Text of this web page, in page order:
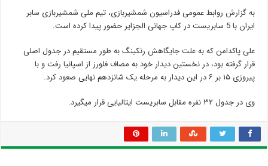
به گزارش روابط عمومی فدراسیون شمشیربازی، تیم ملی شمشیربازی سابر
ایران با 5 سابریست در کاپ جهانی الجزایر حضور پیدا کرده است.
علی پاکدامن که به علت جایگاهش رنکینگ به طور مستقیم در جدول اصلی
قرار گرفته بود، در نخستین دیدار خود به مصاف فلورز از اسپانیا رفت و با
پیروزی ۱۵ بر ۶ در این دیدار به مرحله یک شانزدهم نهایی صعود کرد.
وی در جدول ۳۲ نفره مقابل سابریست ایتالیایی قرار میگیرد.